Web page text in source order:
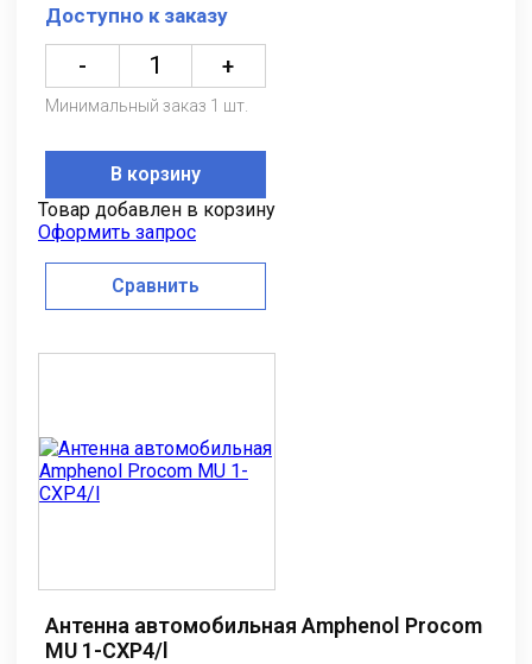
Доступно к заказу
- +
Минимальный заказ 1 шт.
В корзину
Товар добавлен в корзину
Оформить запрос
Сравнить
Антенна автомобильная Amphenol Procom
MU 1-CXP4/l